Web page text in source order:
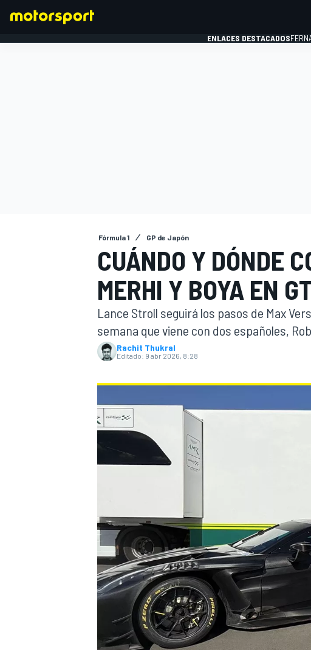
ENLACES DESTACADOS
Fórmula 1 GP de Japón
CUÁNDO Y DÓNDE
MERHI Y BOYA EN
Lance Stroll seguirá los pasos de Max
semana que viene con dos españoles,
Rachit Thukral
Editado: 9 abr 2026, 8:28